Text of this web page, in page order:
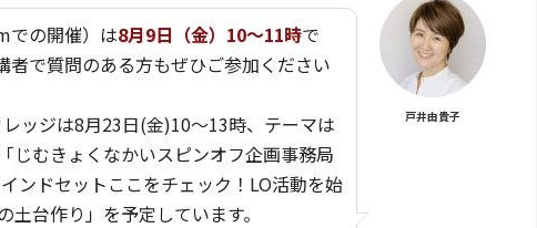
での開催）は8月9日（金）10〜11時で
者で質問のある方もぜひご参加ください
ッジは8月23日(金)10〜13時、テーマは
じむきょくなかいスピンオフ企画事務局
ンドセットここをチェック！LO活動を始
土台作り」を予定しています。
戸井由貴子